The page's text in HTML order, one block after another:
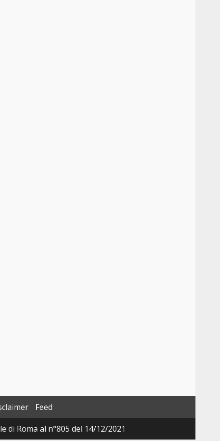
Feed
Roma al n°805 del 14/12/2021